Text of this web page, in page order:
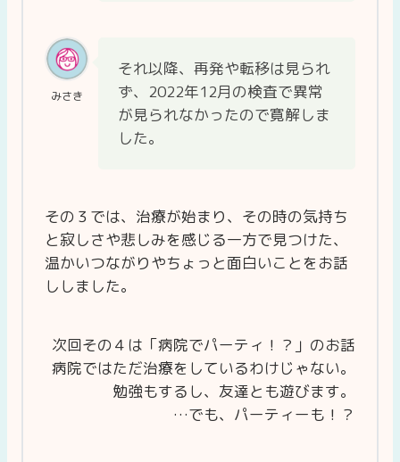
みさき
それ以降、再発や転移は見られ
ず、2022年12月の検査で異常
が見られなかったので寛解しま
した。
その３では、治療が始まり、その時の気持ち
と寂しさや悲しみを感じる一方で見つけた、
温かいつながりやちょっと面白いことをお話
ししました。
次回その４は「病院でパーティ！？」のお話
病院ではただ治療をしているわけじゃない。
勉強もするし、友達とも遊びます。
…でも、パーティーも！？